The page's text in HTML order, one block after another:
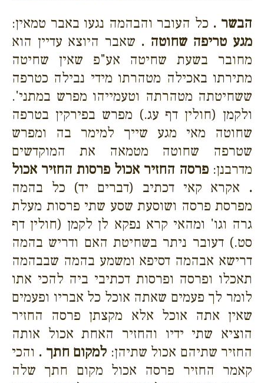
הבשר . כל העובר והבהמה נגעו באבר טמאין:
מגע טריפה שחוטה . שאבר היוצא עדיין הוא
מחובר בשעת שחיטה אע"פ שאין שחיטה
מתירתו באכילה מטהרתו מידי נבילה כטרפה
ששחיטתה מטהרתה וטעמייהו מפרש במתני'.
ולקמן (חולין דף עג.) מפרש בפירקין בטרפה
שחוטה מאי מגע שייך למימר בה ומפרש
שטרפה שחוטה מטמאה את המוקדשים
מדרבנן: פרסה החזיר אכול פרסות החזיר אכול
. אקרא קאי דכתיב (דברים יד) כל בהמה
מפרסת פרסה ושוסעת שסע שתי פרסות מעלת
גרה וגו' ומהאי קרא נפקא לן לקמן (חולין דף
סט.) דעובר ניתר בשחיטת האם ודריש בהמה
דרישא אבהמה דסיפא ומשמע בהמה שבבהמה
תאכלו ופרסה ופרסות דכתיבי ביה להכי אתו
לומר לך פעמים שאתה אוכל כל אבריו ופעמים
שאין אתה אוכל אלא מקצתן פרסה החזיר
הוציא שתי ידיו והחזיר האחת אכול אותה
החזיר שתיהם אכול שתיהן: למקום חתך . והכי
קאמר החזיר פרסה אכול מקום חתך שלה